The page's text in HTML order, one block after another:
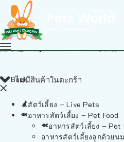
ไม่มีสินค้าในตะกร้า
Back
สัตว์เลี้ยง – Live Pets
อาหารสัตว์เลี้ยง – Pet Food
อาหารสัตว์เลี้ยง – Pet
อาหารสัตว์เลี้ยงลูกด้วยน